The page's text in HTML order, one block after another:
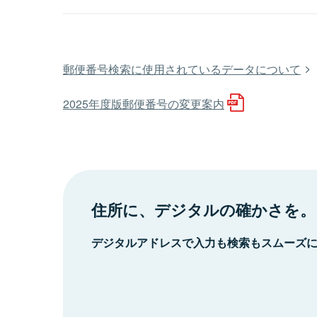
郵便番号検索に使用されているデータについて
2025年度版郵便番号の変更案内
住所に、デジタルの確かさを。
デジタルアドレスで入力も検索もスムーズ